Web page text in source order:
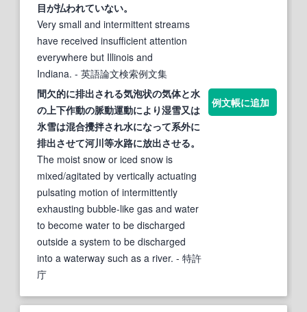
目が払われていない。
Very small and intermittent streams
have received insufficient attention
everywhere but Illinois and
Indiana. - 英語論文検索例文集
間欠的に排出される気泡状の気体と水
の上下作動の脈動運動により湿雪又は
氷雪は混合攪拌され水になって系外に
排出させて河川等水路に放出させる。
The moist snow or iced snow is
mixed/agitated by vertically actuating
pulsating motion of intermittently
exhausting bubble-like gas and water
to become water to be discharged
outside a system to be discharged
into a waterway such as a river. - 特許
庁
例文帳に追加